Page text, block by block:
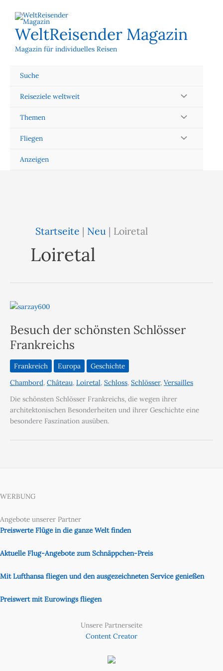
Inhalt
springenWeltReisender Magazin
Magazin für individuelles Reisen
Suche
Reiseziele weltweit
Themen
Fliegen
Anzeigen
Startseite | Neu | Loiretal
Loiretal
Besuch der schönsten Schlösser
Frankreichs
Frankreich Europa
Geschichte
Chambord, Château, Loiretal, Schloss, Schlösser, Versailles
Die schönsten Schlösser Frankreichs, die wegen ihrer
architektonischen Besonderheiten und ihrer Geschichte eine
besondere Faszination ausüben.
WERBUNG
Angebote unserer Partner
Preiswerte Flüge in die ganze Welt finden
Aktuelle Flug-Angebote zum Schnäppchen-Preis
Mit Lufthansa fliegen und den ausgezeichneten Service genießen
Preiswert mit Eurowings fliegen
Unsere Partnerseite
Content Creator